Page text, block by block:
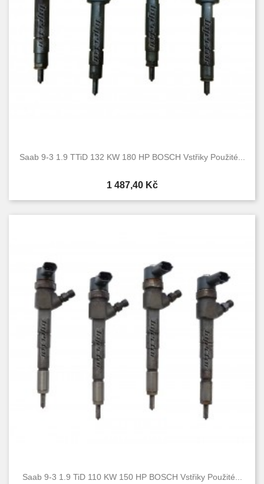
Saab 9-3 1.9 TTiD 132 KW 180 HP BOSCH Vstřiky Použité...
Cena
1 487,40 Kč
Saab 9-3 1.9 TiD 110 KW 150 HP BOSCH Vstřiky Použité...